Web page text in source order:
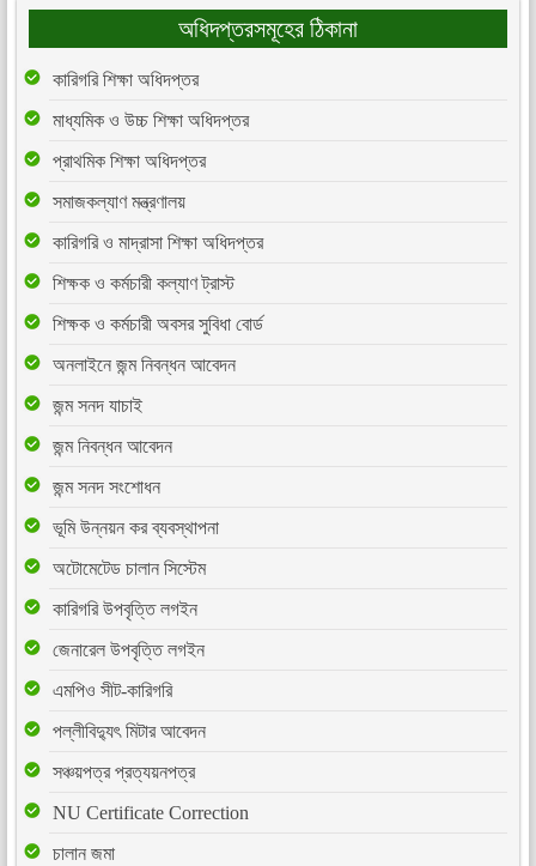
অধিদপ্তরসমূহের ঠিকানা
কারিগরি শিক্ষা অধিদপ্তর
মাধ্যমিক ও উচ্চ শিক্ষা অধিদপ্তর
প্রাথমিক শিক্ষা অধিদপ্তর
সমাজকল্যাণ মন্ত্রণালয়
কারিগরি ও মাদ্রাসা শিক্ষা অধিদপ্তর
শিক্ষক ও কর্মচারী কল্যাণ ট্রাস্ট
শিক্ষক ও কর্মচারী অবসর সুবিধা বোর্ড
অনলাইনে জন্ম নিবন্ধন আবেদন
জন্ম সনদ যাচাই
জন্ম নিবন্ধন আবেদন
জন্ম সনদ সংশোধন
ভূমি উন্নয়ন কর ব্যবস্থাপনা
অটোমেটেড চালান সিস্টেম
কারিগরি উপবৃত্তি লগইন
জেনারেল উপবৃত্তি লগইন
এমপিও সীট-কারিগরি
পল্লীবিদ্যুৎ মিটার আবেদন
সঞ্চয়পত্র প্রত্যয়নপত্র
NU Certificate Correction
চালান জমা